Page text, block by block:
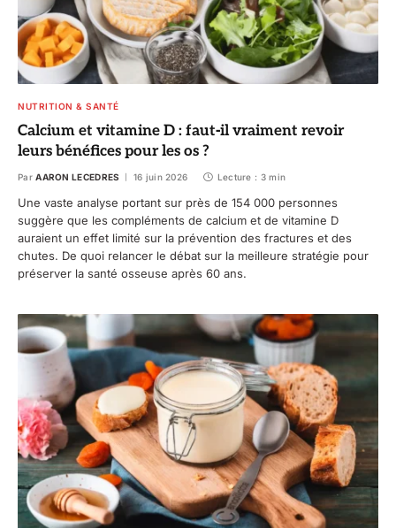
NUTRITION & SANTÉ
Calcium et vitamine D : faut‑il vraiment revoir
leurs bénéfices pour les os ?
Par AARON LECEDRES 16 juin 2026 Lecture : 3 min
Une vaste analyse portant sur près de 154 000 personnes
suggère que les compléments de calcium et de vitamine D
auraient un effet limité sur la prévention des fractures et des
chutes. De quoi relancer le débat sur la meilleure stratégie pour
préserver la santé osseuse après 60 ans.